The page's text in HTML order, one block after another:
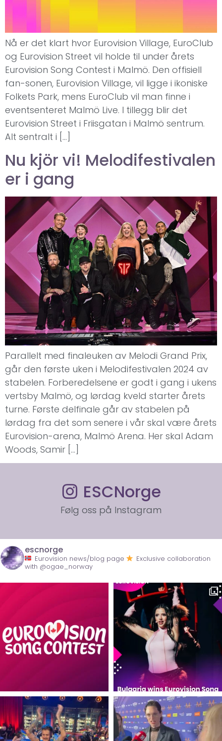
Nå er det klart hvor Eurovision Village, EuroClub
og Eurovision Street vil holde til under årets
Eurovision Song Contest i Malmö. Den offisiell
fan-sonen, Eurovision Village, vil ligge i ikoniske
Folkets Park, mens EuroClub vil man finne i
eventsenteret Malmö Live. I tillegg blir det
Eurovision Street i Friisgatan i Malmö sentrum.
Alt sentralt i […]
Nu kjör vi! Melodifestivalen
er i gang
Parallelt med finaleuken av Melodi Grand Prix,
går den første uken i Melodifestivalen 2024 av
stabelen. Forberedelsene er godt i gang i ukens
vertsby Malmö, og lørdag kveld starter årets
turne. Første delfinale går av stabelen på
lørdag fra det som senere i vår skal være årets
Eurovision-arena, Malmö Arena. Her skal Adam
Woods, Samir […]
ESCNorge
Følg oss på Instagram
escnorge
Eurovision news/blog page
Exclusive collaboration
with @ogae_norway